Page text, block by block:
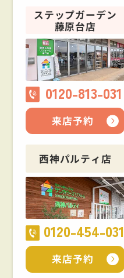
ステップガーデン
藤原台店
0120-813-031
来店予約
西神パルティ店
0120-454-031
来店予約